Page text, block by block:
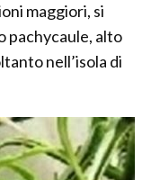
maggiori, si
pachycaule, alto
nell’isola di